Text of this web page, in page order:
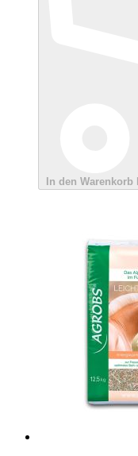
In den Warenkorb